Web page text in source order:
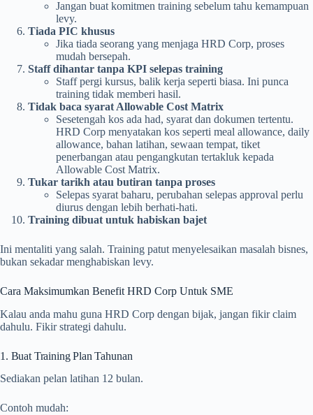
Jangan buat komitmen training sebelum tahu kemampuan
levy.
Tiada PIC khusus
Jika tiada seorang yang menjaga HRD Corp, proses
mudah bersepah.
Staff dihantar tanpa KPI selepas training
Staff pergi kursus, balik kerja seperti biasa. Ini punca
training tidak memberi hasil.
Tidak baca syarat Allowable Cost Matrix
Sesetengah kos ada had, syarat dan dokumen tertentu.
HRD Corp menyatakan kos seperti meal allowance, daily
allowance, bahan latihan, sewaan tempat, tiket
penerbangan atau pengangkutan tertakluk kepada
Allowable Cost Matrix.
Tukar tarikh atau butiran tanpa proses
Selepas syarat baharu, perubahan selepas approval perlu
diurus dengan lebih berhati-hati.
Training dibuat untuk habiskan bajet
Ini mentaliti yang salah. Training patut menyelesaikan masalah bisnes,
bukan sekadar menghabiskan levy.
Cara Maksimumkan Benefit HRD Corp Untuk SME
Kalau anda mahu guna HRD Corp dengan bijak, jangan fikir claim
dahulu. Fikir strategi dahulu.
1. Buat Training Plan Tahunan
Sediakan pelan latihan 12 bulan.
Contoh mudah: